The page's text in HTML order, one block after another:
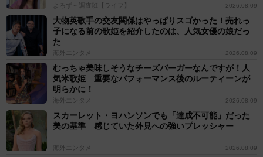
よろず～調査班【ライフ】 2026.08.09
大物英歌手の交友関係はやっぱりスゴかった！売れっ
子になる前の歌姫を紹介したのは、人気女優の娘だっ
た
海外エンタメ 2026.08.09
むっちゃ美味しそうなチーズバーガーなんですが！人
気米歌姫 重要なパフォーマンス後のルーティーンが
明らかに！
海外エンタメ 2026.08.09
スカーレット・ヨハンソンでも「達成不可能」だった
美の基準 感じていた外見への強いプレッシャー
海外エンタメ 2026.08.09